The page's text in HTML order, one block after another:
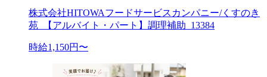
株式会社HITOWAフードサービスカンパニー/くすのき
苑_【アルバイト・パート】調理補助_13384
時給1,150円〜